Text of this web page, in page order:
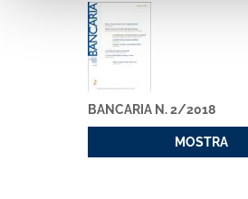
BANCARIA N. 2/2018
MOSTRA